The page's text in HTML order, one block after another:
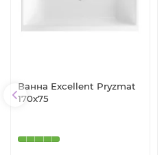
Ванна Excellent Pryzmat
170x75